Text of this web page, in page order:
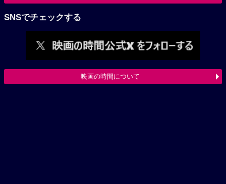
SNSでチェックする
映画の時間について